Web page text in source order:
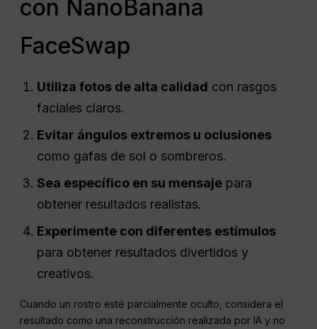
con NanoBanana
FaceSwap
Utiliza fotos de alta calidad con rasgos
faciales claros.
Evitar ángulos extremos u oclusiones
como gafas de sol o sombreros.
Sea específico en su mensaje para
obtener resultados realistas.
Experimente con diferentes estímulos
para obtener resultados divertidos y
creativos.
Cuando un rostro esté parcialmente oculto, considera el
resultado como una reconstrucción realizada por IA y no